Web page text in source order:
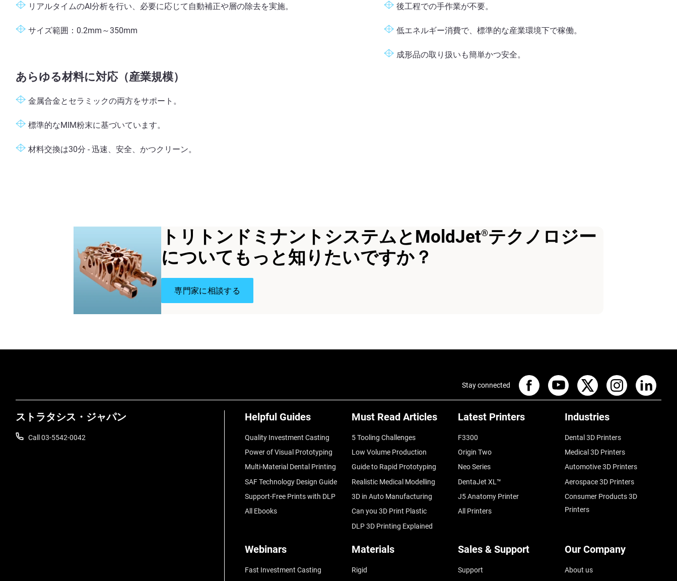
リアルタイムのAI分析を行い、必要に応じて自動補正や層の除去を実施。
サイズ範囲：0.2mm～350mm
あらゆる材料に対応（産業規模）
金属合金とセラミックの両方をサポート。
標準的なMIM粉末に基づいています。
材料交換は30分 - 迅速、安全、かつクリーン。
後工程での手作業が不要。
低エネルギー消費で、標準的な産業環境下で稼働。
成形品の取り扱いも簡単かつ安全。
トリトンドミナントシステムとMoldJet®テクノロジー
についてもっと知りたいですか？
専門家に相談する
ストラタシス・ジャパン
Call 03-5542-0042
Helpful Guides
Quality Investment Casting
Power of Visual Prototyping
Multi-Material Dental Printing
SAF Technology Design Guide
Support-Free Prints with DLP
All Ebooks
Must Read Articles
5 Tooling Challenges
Low Volume Production
Guide to Rapid Prototyping
Realistic Medical Modelling
3D in Auto Manufacturing
Can you 3D Print Plastic
DLP 3D Printing Explained
Latest Printers
F3300
Origin Two
Neo Series
DentaJet XL™
J5 Anatomy Printer
All Printers
Industries
Dental 3D Printers
Medical 3D Printers
Automotive 3D Printers
Aerospace 3D Printers
Consumer Products 3D
Printers
Webinars
Fast Investment Casting
Materials
Rigid
Sales & Support
Support
Our Company
About us
Stay connected